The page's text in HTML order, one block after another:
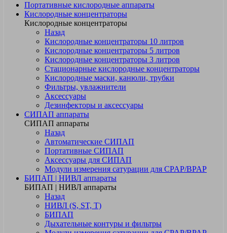
Портативные кислородные аппараты
Кислородные концентраторы
Кислородные концентраторы
Назад
Кислородные концентраторы 10 литров
Кислородные концентраторы 5 литров
Кислородные концентраторы 3 литров
Стационарные кислородные концентраторы
Кислородные маски, канюли, трубки
Фильтры, увлажнители
Аксессуары
Дезинфекторы и аксессуары
СИПАП аппараты
СИПАП аппараты
Назад
Автоматические СИПАП
Портативные СИПАП
Аксессуары для СИПАП
Модули измерения сатурации для CPAP/BPAP
БИПАП | НИВЛ аппараты
БИПАП | НИВЛ аппараты
Назад
НИВЛ (S, ST, T)
БИПАП
Дыхательные контуры и фильтры